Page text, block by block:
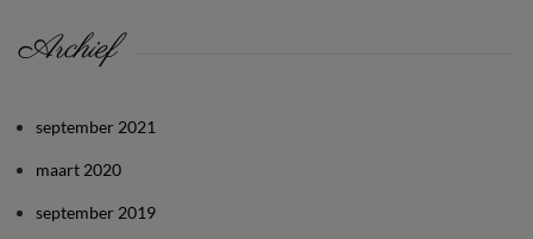
Archief
september 2021
maart 2020
september 2019